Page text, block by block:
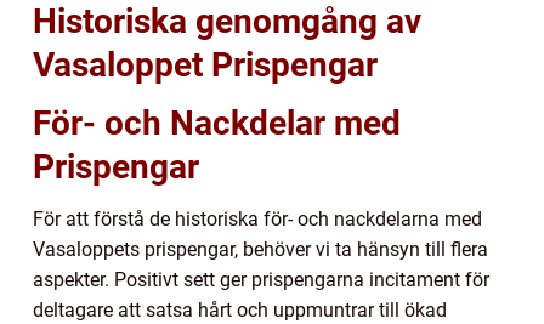
Historiska genomgång av
Vasaloppet Prispengar
För- och Nackdelar med
Prispengar
För att förstå de historiska för- och nackdelarna med
Vasaloppets prispengar, behöver vi ta hänsyn till flera
aspekter. Positivt sett ger prispengarna incitament för
deltagare att satsa hårt och uppmuntrar till ökad